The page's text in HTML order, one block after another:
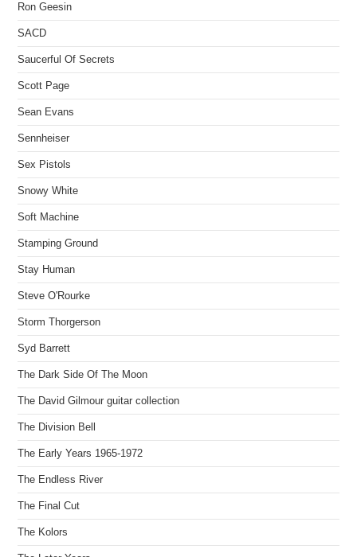
Ron Geesin
SACD
Saucerful Of Secrets
Scott Page
Sean Evans
Sennheiser
Sex Pistols
Snowy White
Soft Machine
Stamping Ground
Stay Human
Steve O'Rourke
Storm Thorgerson
Syd Barrett
The Dark Side Of The Moon
The David Gilmour guitar collection
The Division Bell
The Early Years 1965-1972
The Endless River
The Final Cut
The Kolors